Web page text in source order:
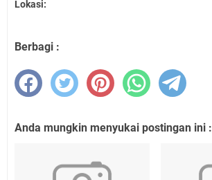
Lokasi:
Berbagi :
Anda mungkin menyukai postingan ini :